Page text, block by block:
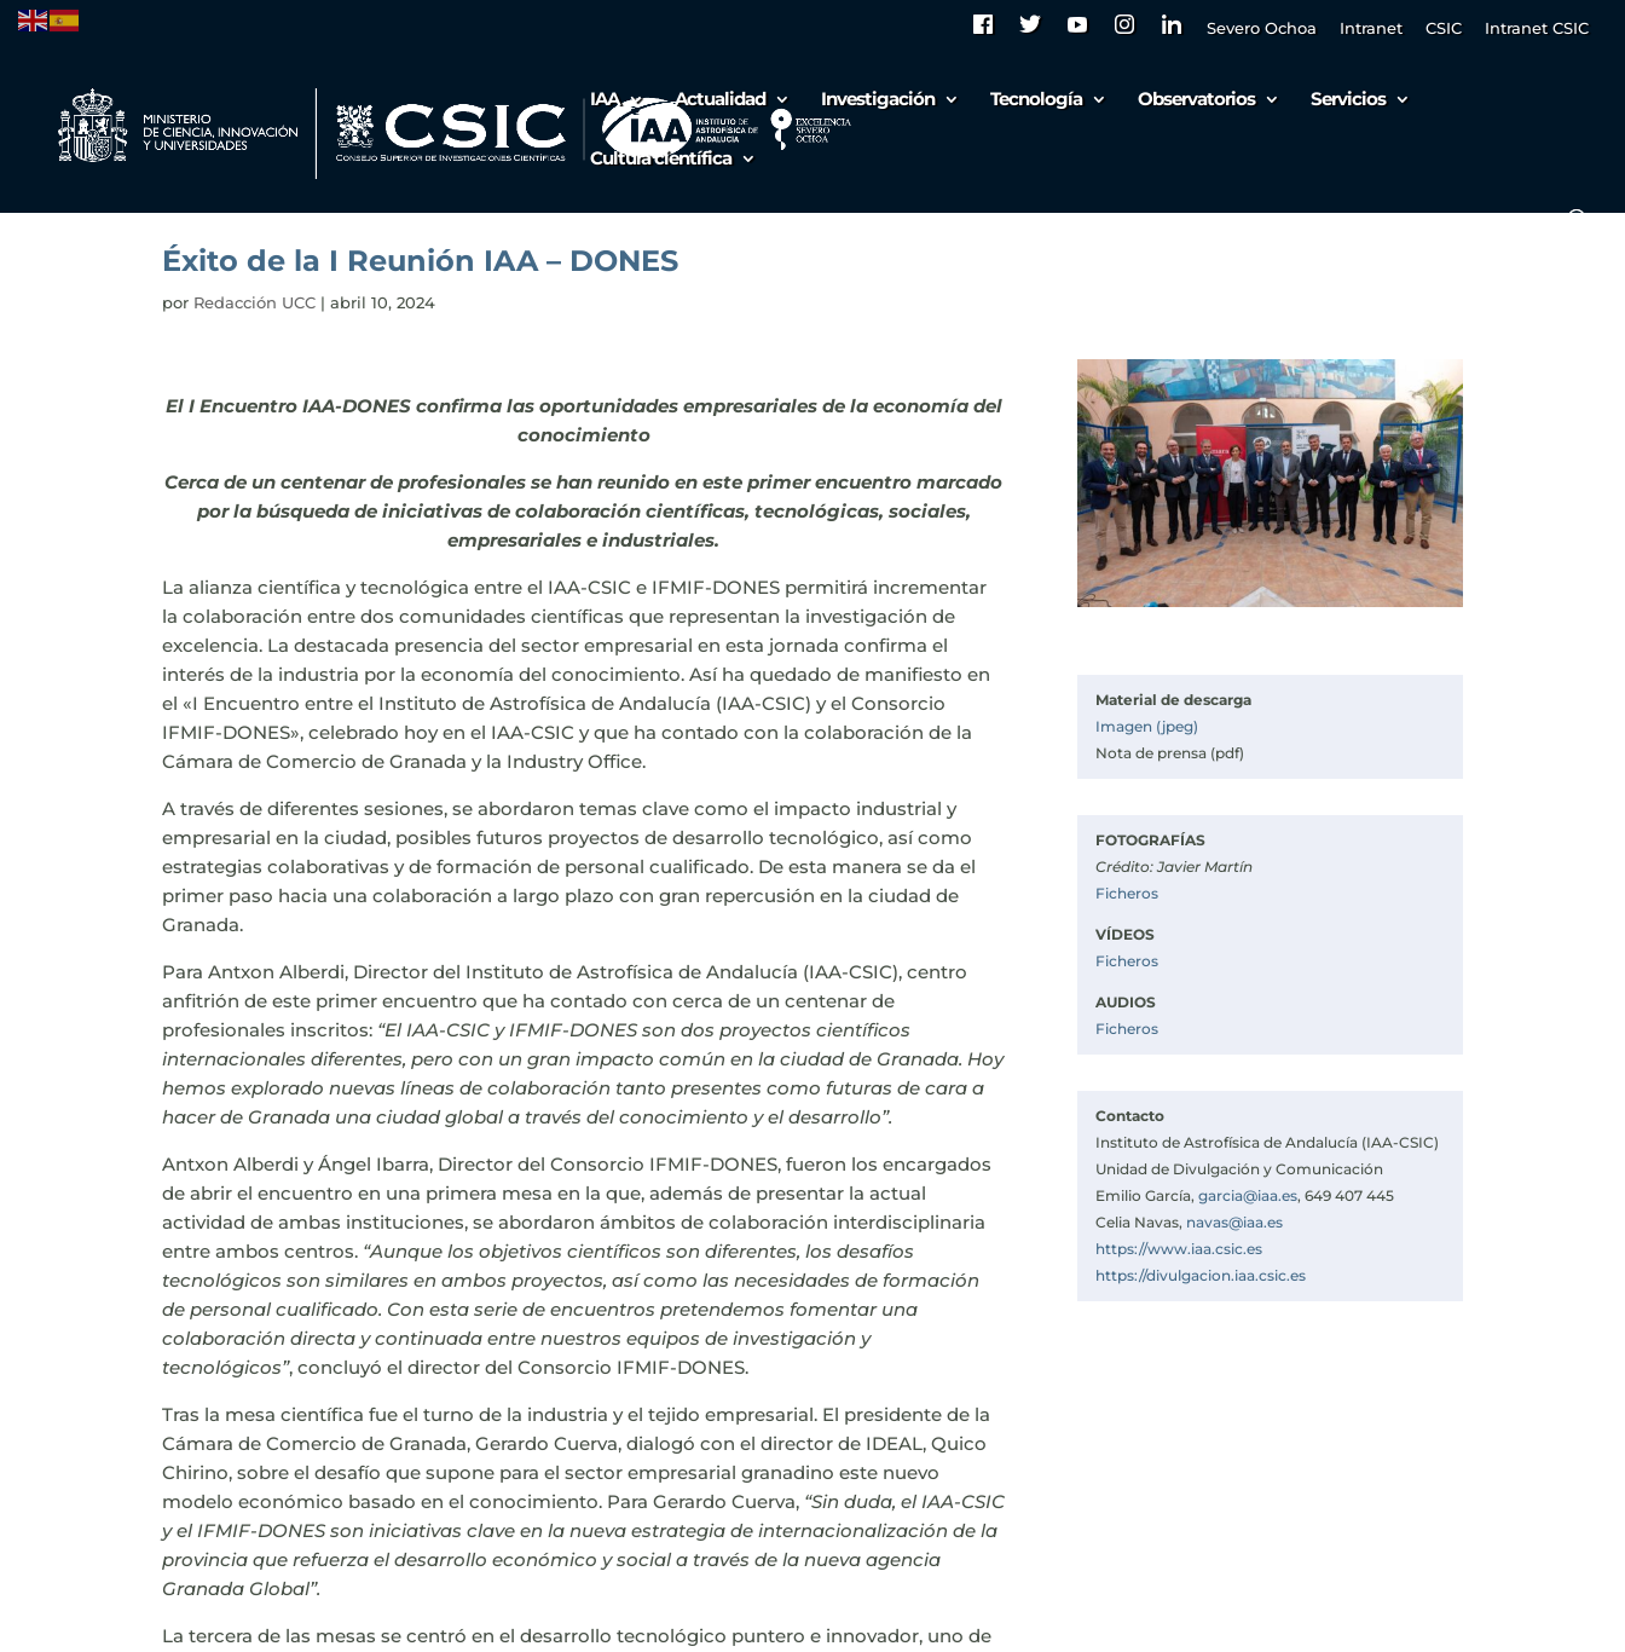
Severo Ochoa Intranet CSIC Intranet CSIC
IAA Actualidad Investigación Tecnología Observatorios Servicios
Cultura científica
Éxito de la I Reunión IAA – DONES
por Redacción UCC |abril 10, 2024
El I Encuentro IAA-DONES confirma las oportunidades empresariales de la economía del
conocimiento
Cerca de un centenar de profesionales se han reunido en este primer encuentro marcado
por la búsqueda de iniciativas de colaboración científicas, tecnológicas, sociales,
empresariales e industriales.
La alianza científica y tecnológica entre el IAA-CSIC e IFMIF-DONES permitirá incrementar
la colaboración entre dos comunidades científicas que representan la investigación de
excelencia. La destacada presencia del sector empresarial en esta jornada confirma el
interés de la industria por la economía del conocimiento. Así ha quedado de manifiesto en
el «I Encuentro entre el Instituto de Astrofísica de Andalucía (IAA-CSIC) y el Consorcio
IFMIF-DONES», celebrado hoy en el IAA-CSIC y que ha contado con la colaboración de la
Cámara de Comercio de Granada y la Industry Office.
A través de diferentes sesiones, se abordaron temas clave como el impacto industrial y
empresarial en la ciudad, posibles futuros proyectos de desarrollo tecnológico, así como
estrategias colaborativas y de formación de personal cualificado. De esta manera se da el
primer paso hacia una colaboración a largo plazo con gran repercusión en la ciudad de
Granada.
Para Antxon Alberdi, Director del Instituto de Astrofísica de Andalucía (IAA-CSIC), centro
anfitrión de este primer encuentro que ha contado con cerca de un centenar de
profesionales inscritos: “El IAA-CSIC y IFMIF-DONES son dos proyectos científicos
internacionales diferentes, pero con un gran impacto común en la ciudad de Granada. Hoy
hemos explorado nuevas líneas de colaboración tanto presentes como futuras de cara a
hacer de Granada una ciudad global a través del conocimiento y el desarrollo”.
Antxon Alberdi y Ángel Ibarra, Director del Consorcio IFMIF-DONES, fueron los encargados
de abrir el encuentro en una primera mesa en la que, además de presentar la actual
actividad de ambas instituciones, se abordaron ámbitos de colaboración interdisciplinaria
entre ambos centros. “Aunque los objetivos científicos son diferentes, los desafíos
tecnológicos son similares en ambos proyectos, así como las necesidades de formación
de personal cualificado. Con esta serie de encuentros pretendemos fomentar una
colaboración directa y continuada entre nuestros equipos de investigación y
tecnológicos”, concluyó el director del Consorcio IFMIF-DONES.
Tras la mesa científica fue el turno de la industria y el tejido empresarial. El presidente de la
Cámara de Comercio de Granada, Gerardo Cuerva, dialogó con el director de IDEAL, Quico
Chirino, sobre el desafío que supone para el sector empresarial granadino este nuevo
modelo económico basado en el conocimiento. Para Gerardo Cuerva, “Sin duda, el IAA-CSIC
y el IFMIF-DONES son iniciativas clave en la nueva estrategia de internacionalización de la
provincia que refuerza el desarrollo económico y social a través de la nueva agencia
Granada Global”.
La tercera de las mesas se centró en el desarrollo tecnológico puntero e innovador, uno de
Material de descarga
Imagen (jpeg)
Nota de prensa (pdf)
FOTOGRAFÍAS
Crédito: Javier Martín
Ficheros
VÍDEOS
Ficheros
AUDIOS
Ficheros
Contacto
Instituto de Astrofísica de Andalucía (IAA-CSIC)
Unidad de Divulgación y Comunicación
Emilio García, garcia@iaa.es, 649 407 445
Celia Navas, navas@iaa.es
https://www.iaa.csic.es
https://divulgacion.iaa.csic.es